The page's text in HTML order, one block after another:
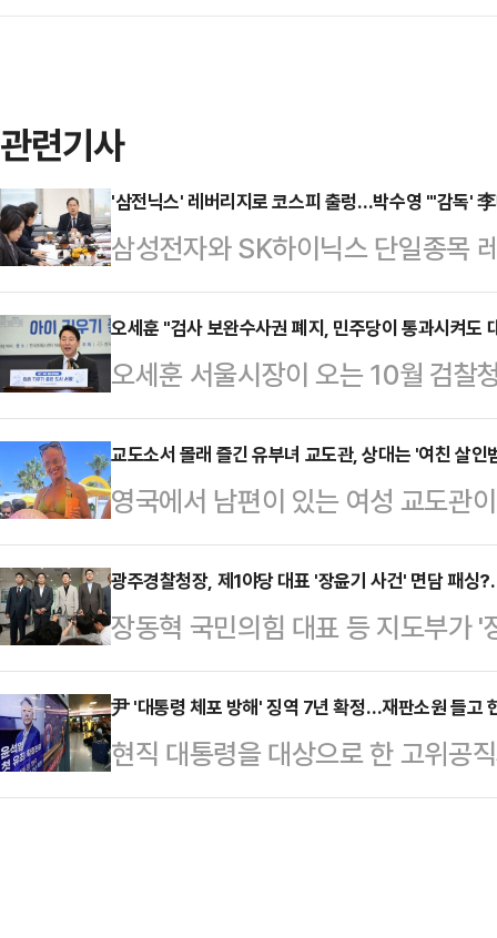
관련기사
'삼전닉스' 레버리지로 코스피 출렁…박수영 "'감독'
삼성전자와 SK하이닉스 단일종목
변동성과 투자자 피해가 속출하는
통령과 김용범 청와대 정책실장의
페이스북에 "카지노 영화의 한 장
하고 있다"며 "이 비극을 만든 장본
이재명 대통령"이라고 직격했다.박
과 증권사 CEO들의 비공개 간담회
을 지적…
오세훈 "검사 보완수사권 폐지, 민주당이 통과시켜도
오세훈 서울시장이 오는 10월 검찰
사라지는 상황에 대해 심각한 우려
를 놓고 더불어민주당 내에서도 우
도부가 이를 강행하는 것을 겨냥해
상품으로 전락해서는 안된다"며 "
과시키더라도 대통령이 거부권을
페이스북에 '검수완박 집착의 끝은
다'라는 제목의 글을 올려…
교도소서 몰래 즐긴 유부녀 교도관, 상대는 '여친 살인
영국에서 남편이 있는 여성 교도관
관계를 맺었다는 의혹이 제기되면
다.4일(현지시간) 영국 더선에 따
가 최근 잉글랜드 케임브리지셔에
의 프랭클랜드 교도소로 옮겨졌다.
시설로 '괴물 저택'으로 불리는 곳
속 여성 교도관 태미 데플린과의 부
자들을 엄격하게 통제하고…
광주경찰청장, 제1야당 대표 '장윤기 사건' 면담 패싱
장동혁 국민의힘 대표 등 지도부가
혹을 진상규명하기 위해 광주경찰
뤄지지 않았다. 장동혁 대표는 "대
다는 민낯을 보여준 것"이라고 비
회동을 취소하고 광주경찰청을 찾
尹 '대통령 체포 방해' 징역 7년 확정…재판소원 들고
현직 대통령을 대상으로 한 고위공
국무위원의 심의권을 침해한 혐의